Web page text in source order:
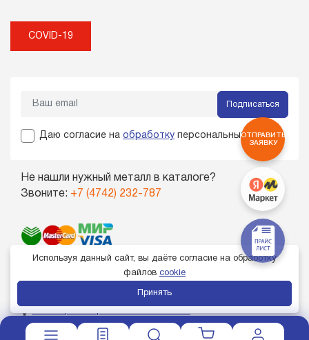
COVID-19
Подписаться
Даю согласие на обработку персональных данных
Не нашли нужный металл в каталоге?
Звоните: +7 (4742) 232-787
Используя данный сайт, вы даёте согласие на обработку
файлов cookie
Принять
ОТПРАВИТЬ
ЗАЯВКУ